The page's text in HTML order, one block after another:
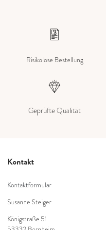
Risikolose Bestellung
Geprüfte Qualität
Kontakt
Kontaktformular
Susanne Steiger
Königstraße 51